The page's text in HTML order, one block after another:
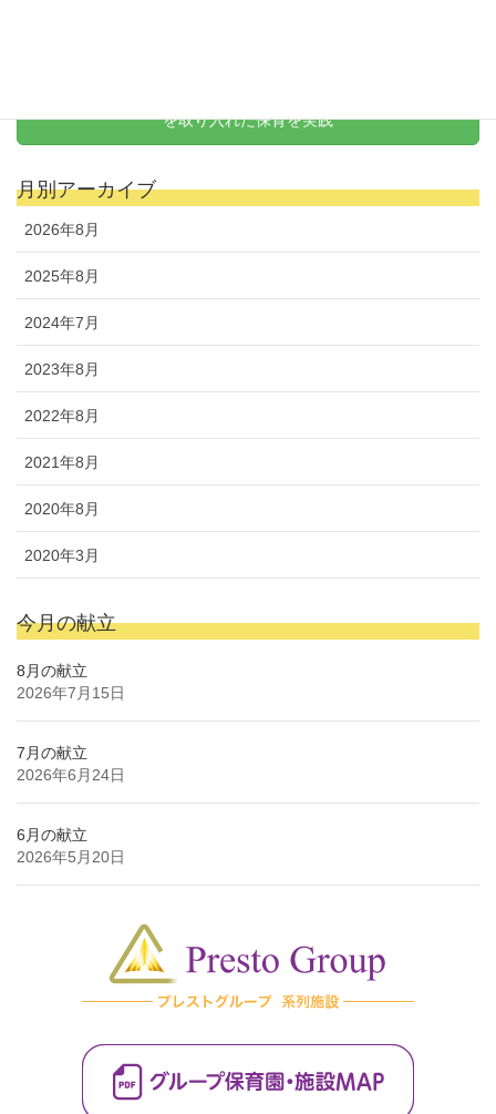
を取り入れた保育を実践
月別アーカイブ
2026年8月
2025年8月
2024年7月
2023年8月
2022年8月
2021年8月
2020年8月
2020年3月
今月の献立
8月の献立
2026年7月15日
7月の献立
2026年6月24日
6月の献立
2026年5月20日